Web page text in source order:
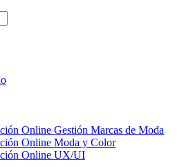
Online Gestión Marcas de Moda
Online Moda y Color
Online UX/UI